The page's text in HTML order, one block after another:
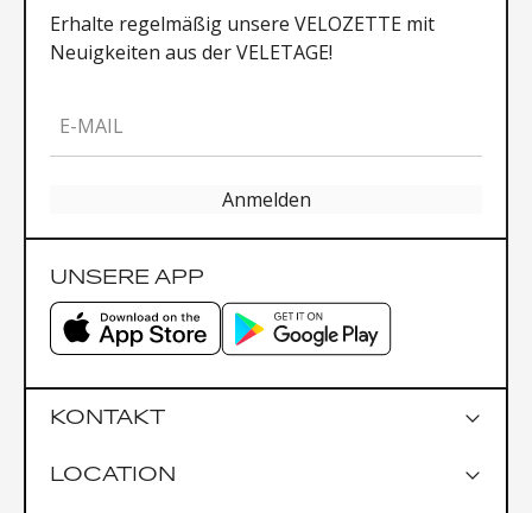
Erhalte regelmäßig unsere VELOZETTE mit
Neuigkeiten aus der VELETAGE!
E-MAIL
Anmelden
UNSERE APP
KONTAKT
LOCATION